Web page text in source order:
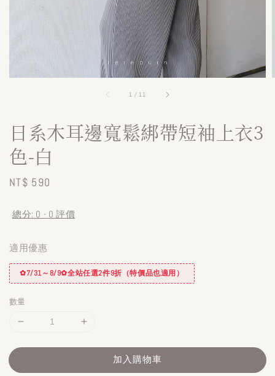
1 / 11
日系木耳邊寬鬆綁帶短袖上衣3
色-白
Regular
NT$ 590
總分: 0 - 0 評價
適用優惠
✿7/31～8/9✿全站任選2件9折（特價品也適用）
數量
加入購物車